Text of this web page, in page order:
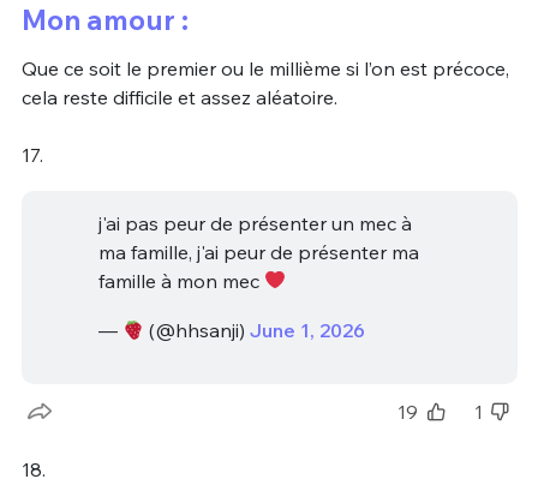
Mon amour :
Que ce soit le premier ou le millième si l’on est précoce,
cela reste difficile et assez aléatoire.
17.
j'ai pas peur de présenter un mec à
ma famille, j'ai peur de présenter ma
famille à mon mec
— (@hhsanji) June 1, 2026
19 1
18.